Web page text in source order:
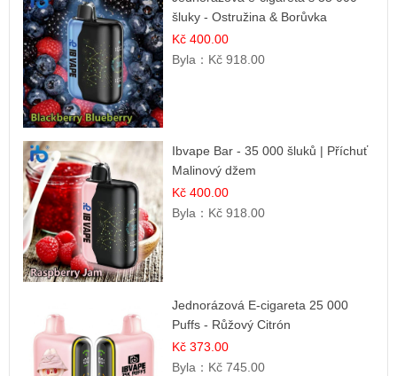
šluky - Ostružina & Borůvka
Kč 400.00
Byla： Kč 918.00
Ibvape Bar - 35 000 šluků | Příchuť
Malinový džem
Kč 400.00
Byla： Kč 918.00
Jednorázová E-cigareta 25 000
Puffs - Růžový Citrón
Kč 373.00
Byla： Kč 745.00